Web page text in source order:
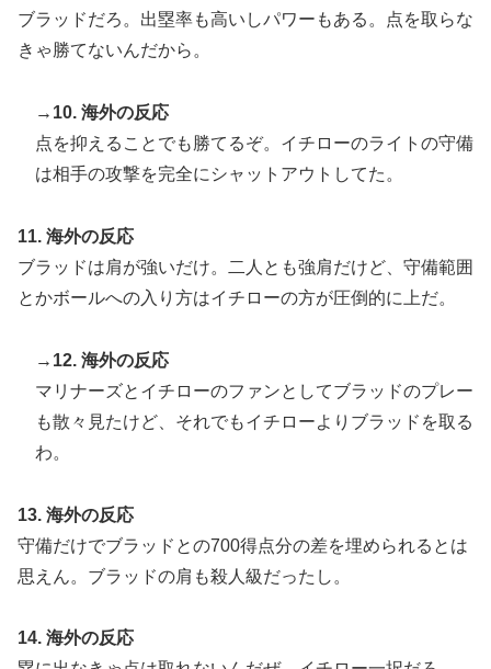
ブラッドだろ。出塁率も高いしパワーもある。点を取らな
きゃ勝てないんだから。
→10. 海外の反応
点を抑えることでも勝てるぞ。イチローのライトの守備
は相手の攻撃を完全にシャットアウトしてた。
11. 海外の反応
ブラッドは肩が強いだけ。二人とも強肩だけど、守備範囲
とかボールへの入り方はイチローの方が圧倒的に上だ。
→12. 海外の反応
マリナーズとイチローのファンとしてブラッドのプレー
も散々見たけど、それでもイチローよりブラッドを取る
わ。
13. 海外の反応
守備だけでブラッドとの700得点分の差を埋められるとは
思えん。ブラッドの肩も殺人級だったし。
14. 海外の反応